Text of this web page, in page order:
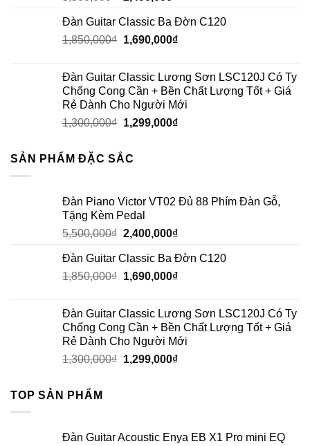
Đàn Guitar Classic Ba Đờn C120
1,850,000₫ 1,690,000₫
Đàn Guitar Classic Lương Sơn LSC120J Có Ty
Chống Cong Cần + Bền Chất Lượng Tốt + Giá
Rẻ Dành Cho Người Mới
1,300,000₫ 1,299,000₫
SẢN PHẨM ĐẶC SẮC
Đàn Piano Victor VT02 Đủ 88 Phím Đàn Gỗ,
Tặng Kèm Pedal
5,500,000₫ 2,400,000₫
Đàn Guitar Classic Ba Đờn C120
1,850,000₫ 1,690,000₫
Đàn Guitar Classic Lương Sơn LSC120J Có Ty
Chống Cong Cần + Bền Chất Lượng Tốt + Giá
Rẻ Dành Cho Người Mới
1,300,000₫ 1,299,000₫
TOP SẢN PHẨM
Đàn Guitar Acoustic Enya EB X1 Pro mini EQ